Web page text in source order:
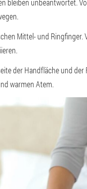
bleiben unbeantwortet.
Mittel- und
der Handfläche und
warmen Atem.